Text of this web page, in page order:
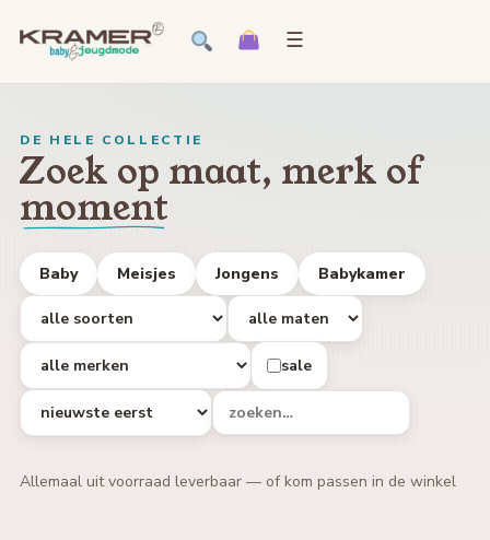
☰
DE HELE COLLECTIE
Zoek op maat, merk of
moment
Baby Meisjes Jongens Babykamer
sale
Allemaal uit voorraad leverbaar — of kom passen in de winkel